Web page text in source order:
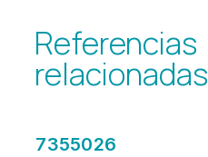
Referencias
relacionadas
7355026